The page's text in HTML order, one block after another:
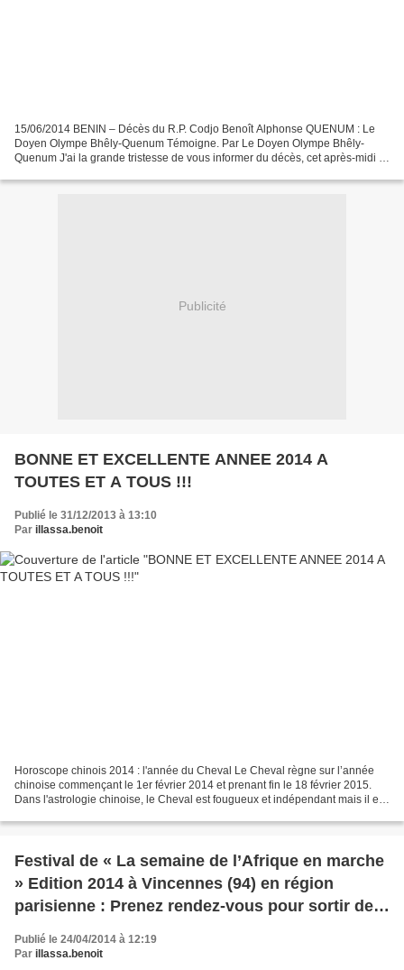
15/06/2014 BENIN – Décès du R.P. Codjo Benoît Alphonse QUENUM : Le
Doyen Olympe Bhêly-Quenum Témoigne. Par Le Doyen Olympe Bhêly-
Quenum J'ai la grande tristesse de vous informer du décès, cet après-midi à
Publicité
BONNE ET EXCELLENTE ANNEE 2014 A
TOUTES ET A TOUS !!!
Publié le 31/12/2013 à 13:10
Par illassa.benoit
Horoscope chinois 2014 : l'année du Cheval Le Cheval règne sur l’année
chinoise commençant le 1er février 2014 et prenant fin le 18 février 2015.
Dans l'astrologie chinoise, le Cheval est fougueux et indépendant mais il est
Festival de « La semaine de l’Afrique en marche
» Edition 2014 à Vincennes (94) en région
parisienne : Prenez rendez-vous pour sortir de
l’Afro-pessimisme !!!
Publié le 24/04/2014 à 12:19
Par illassa.benoit